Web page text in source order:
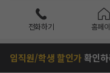
전화하기 홈페
임직원/학생 할인가확인